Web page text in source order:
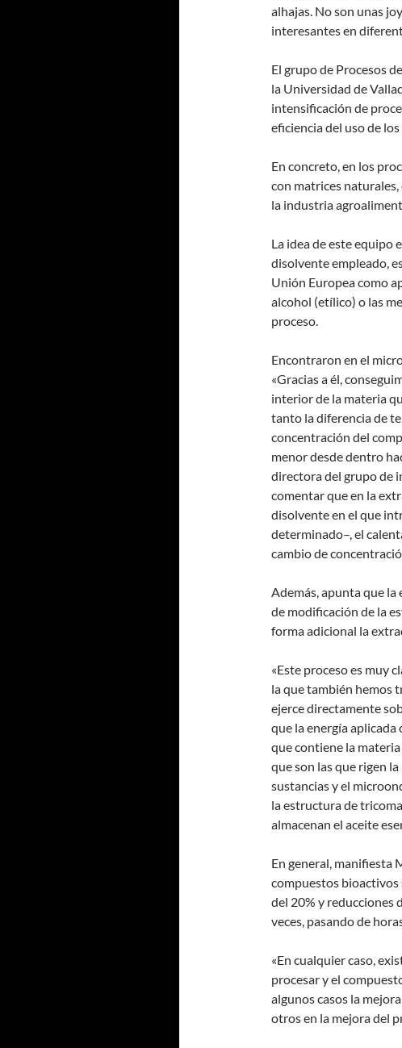
alhajas. No son unas
interesantes en
El grupo de Procesos
la Universidad de
intensificación de
eficiencia del uso de
En concreto, en los
con matrices
la industria
La idea de este equipo
disolvente empleado,
Unión Europea como
alcohol (etílico) o las
proceso.
Encontraron en el
«Gracias a él,
interior de la materia
tanto la diferencia de
concentración del
menor desde dentro
directora del grupo de
comentar que en la
disolvente en el que
determinado–, el
cambio de
Además, apunta que
de modificación de la
forma adicional la
«Este proceso es muy
la que también hemos
ejerce directamente
que la energía aplicada
que contiene la
que son las que rigen
sustancias y el
la estructura de
almacenan el aceite
En general, manifiesta
compuestos
del 20% y reducciones
veces, pasando de
«En cualquier caso,
procesar y el
algunos casos la
otros en la mejora del